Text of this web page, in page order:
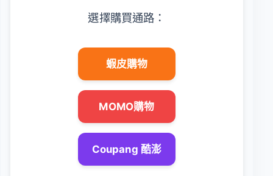
選擇購買通路：
蝦皮購物
MOMO購物
Coupang 酷澎